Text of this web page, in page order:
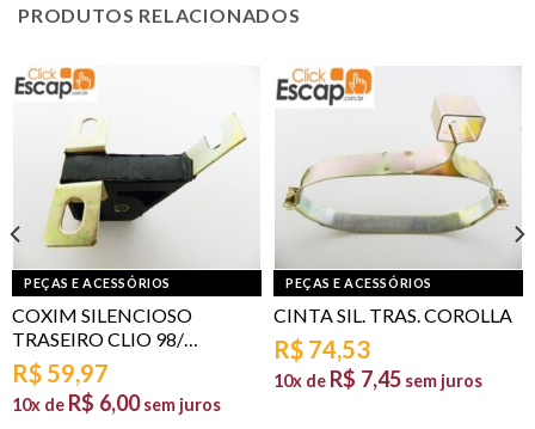
PRODUTOS RELACIONADOS
PEÇAS E ACESSÓRIOS
COXIM SILENCIOSO
TRASEIRO CLIO 98/…
R$ 59,97
10x de R$ 6,00 sem juros
PEÇAS E ACESSÓRIOS
CINTA SIL. TRAS. COROLLA
R$ 74,53
10x de R$ 7,45 sem juros